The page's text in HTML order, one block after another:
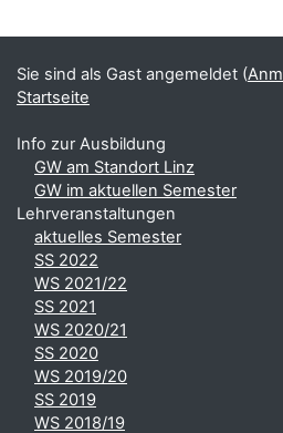
Ergänzungsblöcke
Sie sind als Gast angemeldet (
Startseite
Info zur Ausbildung
GW am Standort Linz
GW im aktuellen Semester
Lehrveranstaltungen
aktuelles Semester
SS 2022
WS 2021/22
SS 2021
WS 2020/21
SS 2020
WS 2019/20
SS 2019
WS 2018/19